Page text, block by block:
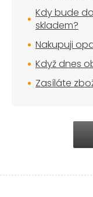
Kdy bude
skladem?
Nakupuji
Když dnes
Zasíláte